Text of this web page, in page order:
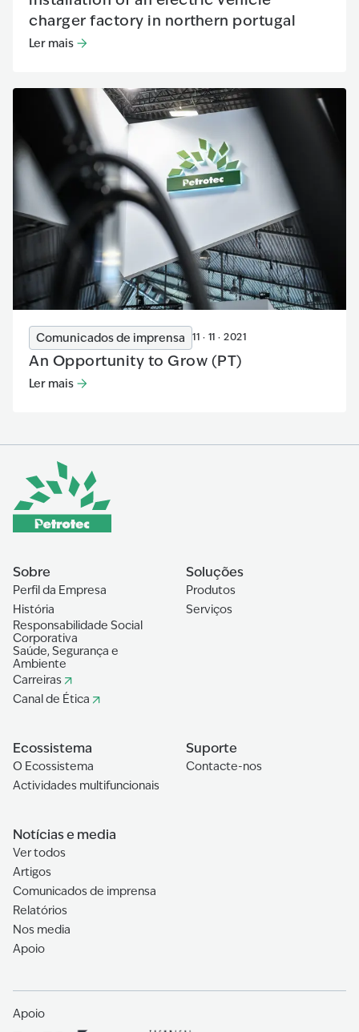
charger factory in northern portugal
Ler mais
Ler mais:Petrotec Group announces the installation of
Comunicados de imprensa 11 · 11 · 2021
An Opportunity to Grow (PT)
Ler mais
Ler mais:An Opportunity to Grow (PT)
Sobre
Perfil da Empresa
História
Responsabilidade Social
Corporativa
Saúde, Segurança e
Ambiente
Carreiras
Canal de Ética
Soluções
Produtos
Serviços
Ecossistema
O Ecossistema
Actividades multifuncionais
Suporte
Contacte-nos
Notícias e media
Ver todos
Artigos
Comunicados de imprensa
Relatórios
Nos media
Apoio
Apoio